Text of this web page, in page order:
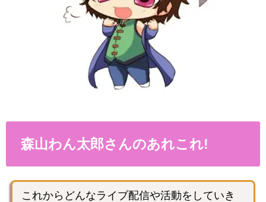
森山わん太郎さんのあれこれ!
これからどんなライブ配信や活動をしていき